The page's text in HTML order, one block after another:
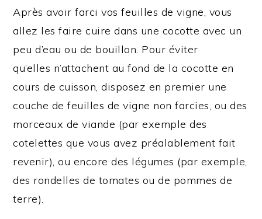
Après avoir farci vos feuilles de vigne, vous
allez les faire cuire dans une cocotte avec un
peu d’eau ou de bouillon. Pour éviter
qu’elles n’attachent au fond de la cocotte en
cours de cuisson, disposez en premier une
couche de feuilles de vigne non farcies, ou des
morceaux de viande (par exemple des
cotelettes que vous avez préalablement fait
revenir), ou encore des légumes (par exemple,
des rondelles de tomates ou de pommes de
terre).